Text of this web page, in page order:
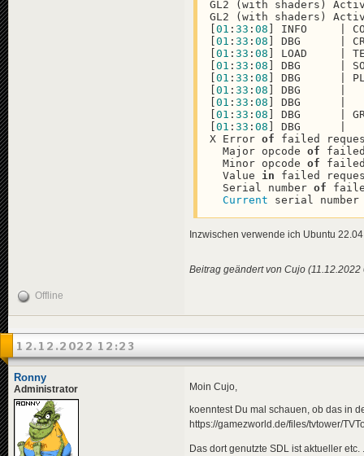
GL2 (with shaders)
GL2 (with shaders)
01 : 33 : 08 ] INFO     |
01 : 33 : 08 ] DBG      |
01 : 33 : 08 ] LOAD     |
01 : 33 : 08 ] DBG      |
01 : 33 : 08 ] DBG      |
01 : 33 : 08 ] DBG
01 : 33 : 08 ] DBG
01 : 33 : 08 ] DBG      |
01 : 33 : 08 ] DBG
X Error of failed
  Major opcode
of
  Minor opcode
of
  Value
in failed
  Serial number
of
Current serial
Inzwischen verwende ich Ubuntu
Beitrag geändert von Cujo (11.12.2022
Offline
12.12.2022 12:23
Ronny
Administrator Moin Cujo,
koenntest Du mal schauen, ob das in
https://gamezworld.de/files/tvtower/
Das dort genutzte SDL ist aktueller